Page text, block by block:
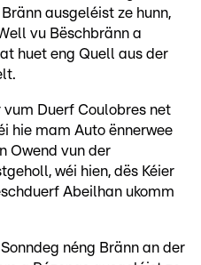
ausgeléist ze hunn,
vu Bëschbränn a
huet eng Quell aus der
vum Duerf Coulobres net
hie mam Auto ënnerwee
Owend vun der
wéi hien, dës Kéier
Abeilhan ukomm
néng Bränn an der